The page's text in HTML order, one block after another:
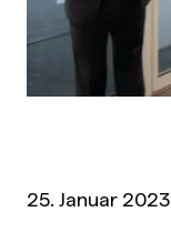
25. Januar 2023